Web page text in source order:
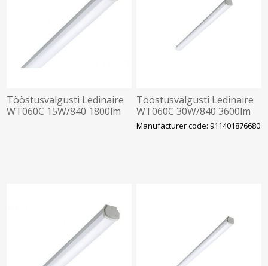
Tööstusvalgusti Ledinaire
WT060C 15W/840 1800lm
Tööstusvalgusti Ledinaire
WT060C 30W/840 3600lm
IP66 IK08 1201mm Philips
Manufacturer code: 911401876680